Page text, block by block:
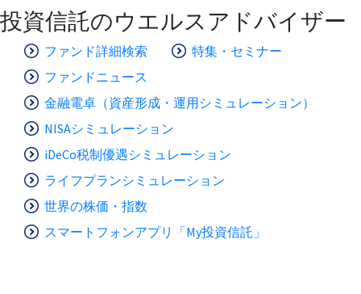
投資信託のウエルスアドバイザー
ファンド詳細検索
特集・セミナー
ファンドニュース
金融電卓（資産形成・運用シミュレーション）
NISAシミュレーション
iDeCo税制優遇シミュレーション
ライフプランシミュレーション
世界の株価・指数
スマートフォンアプリ「My投資信託」